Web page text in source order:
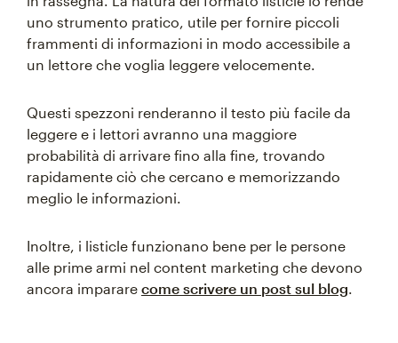
uno strumento pratico, utile per fornire piccoli
frammenti di informazioni in modo accessibile a
un lettore che voglia leggere velocemente.
Questi spezzoni renderanno il testo più facile da
leggere e i lettori avranno una maggiore
probabilità di arrivare fino alla fine, trovando
rapidamente ciò che cercano e memorizzando
meglio le informazioni.
Inoltre, i listicle funzionano bene per le persone
alle prime armi nel content marketing che devono
ancora imparare come scrivere un post sul blog.